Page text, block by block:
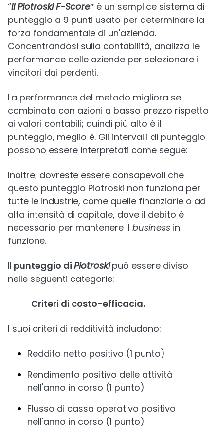
“Il Piotroski F-Score” è un semplice sistema di
punteggio a 9 punti usato per determinare la
forza fondamentale di un'azienda.
Concentrandosi sulla contabilità, analizza le
performance delle aziende per selezionare i
vincitori dai perdenti.
La performance del metodo migliora se
combinata con azioni a basso prezzo rispetto
ai valori contabili; quindi più alto è il
punteggio, meglio è. Gli intervalli di punteggio
possono essere interpretati come segue:
Inoltre, dovreste essere consapevoli che
questo punteggio Piotroski non funziona per
tutte le industrie, come quelle finanziarie o ad
alta intensità di capitale, dove il debito è
necessario per mantenere il business in
funzione.
Il punteggio di Piotroski può essere diviso
nelle seguenti categorie:
Criteri di costo-efficacia.
I suoi criteri di redditività includono:
Reddito netto positivo (1 punto)
Rendimento positivo delle attività
nell'anno in corso (1 punto)
Flusso di cassa operativo positivo
nell'anno in corso (1 punto)